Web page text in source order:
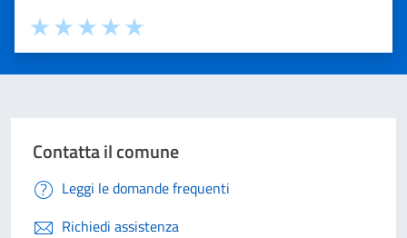
Valuta 5 stelle su 5
Valuta 4 stelle su 5
Valuta 3 stelle su 5
Valuta 2 stelle su 5
Valuta 1 stelle su 5
Contatta il comune
Leggi le domande frequenti
Richiedi assistenza